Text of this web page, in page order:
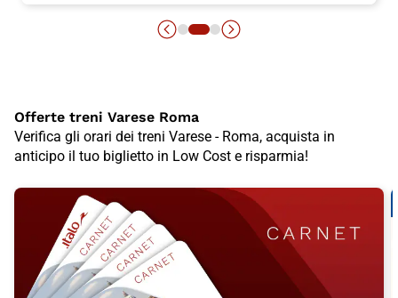
Offerte treni Varese Roma
Verifica gli orari dei treni Varese - Roma, acquista in
anticipo il tuo biglietto in Low Cost e risparmia!